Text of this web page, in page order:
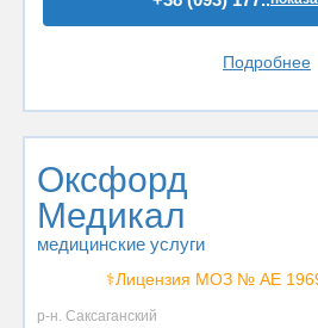
Подробнее
Оксфорд
Медикал
медицинские услуги
⚕️Лицензия МОЗ № АЕ
р-н. Саксаганский